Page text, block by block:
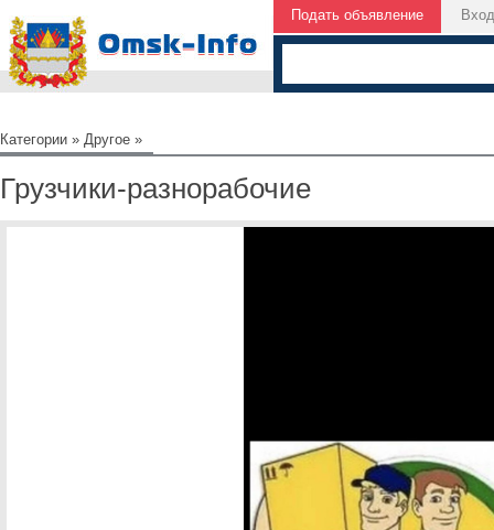
Подать объявление Вход
Категории » Другое »
Грузчики-разнорабочие